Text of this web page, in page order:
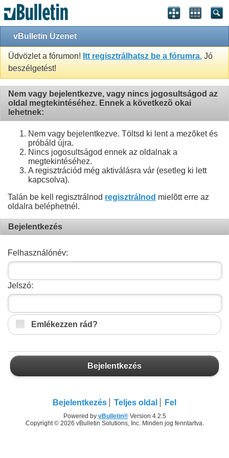
vBulletin Üzenet
Üdvözlet a fórumon! Itt regisztrálhatsz be a fórumra. Jó
beszélgetést!
Nem vagy bejelentkezve, vagy nincs jogosultságod az
oldal megtekintéséhez. Ennek a következõ okai
lehetnek:
Nem vagy bejelentkezve. Töltsd ki lent a mezõket és
próbáld újra.
Nincs jogosultságod ennek az oldalnak a
megtekintéséhez.
A regisztrációd még aktiválásra vár (esetleg ki lett
kapcsolva).
Talán be kell regisztrálnod regisztrálnod mielõtt erre az
oldalra beléphetnél.
Bejelentkezés
Felhasználónév:
Jelszó:
Emlékezzen rád?
Bejelentkezés
Bejelentkezés Teljes oldal Fel
Powered by vBulletin®Version 4.2.5
Copyright © 2026 vBulletin Solutions, Inc. Minden jog fenntartva.